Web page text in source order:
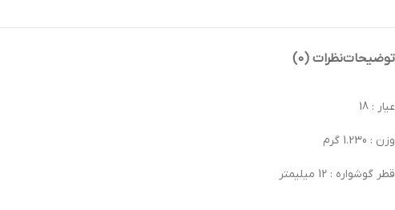
توضیحاتنظرات (0)
عیار : 18
وزن : 1.230 گرم
قطر گوشواره : 12 میلیمتر